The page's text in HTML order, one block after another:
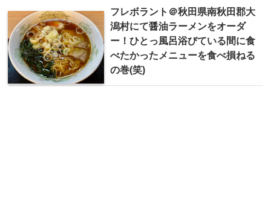
フレボラント＠秋田県南秋田郡大
潟村にて醤油ラーメンをオーダ
ー！ひとっ風呂浴びている間に食
べたかったメニューを食べ損ねる
の巻(笑)